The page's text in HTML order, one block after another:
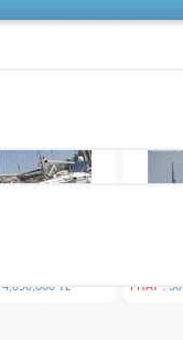
4,650,000 TL
FİYAT :